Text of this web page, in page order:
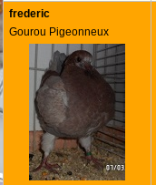
frederic
Gourou Pigeonneux